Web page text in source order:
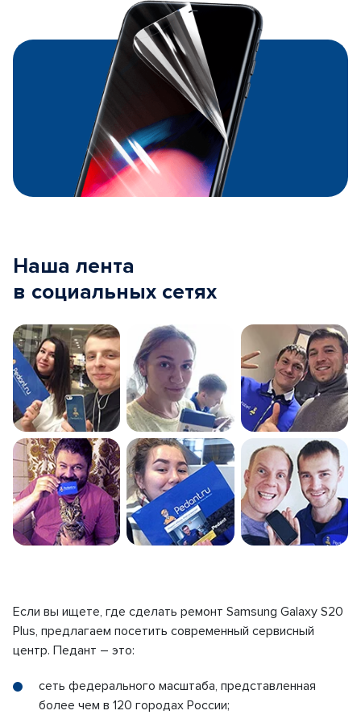
Наша лента
в социальных сетях
Если вы ищете, где сделать ремонт Samsung Galaxy S20
Plus, предлагаем посетить современный сервисный
центр. Педант – это:
сеть федерального масштаба, представленная
более чем в 120 городах России;